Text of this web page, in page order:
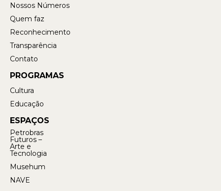
Nossos Números
Quem faz
Reconhecimento
Transparência
Contato
PROGRAMAS
Cultura
Educação
ESPAÇOS
Petrobras
Futuros –
Arte e
Tecnologia
Musehum
NAVE